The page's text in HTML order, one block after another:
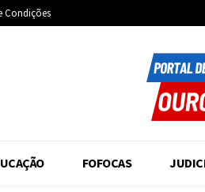
Condições
FOFOCAS